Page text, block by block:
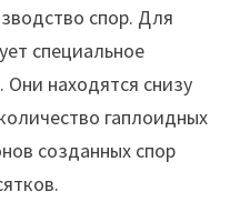
спор. Для
специальное
Они находятся снизу
гаплоидных
созданных спор